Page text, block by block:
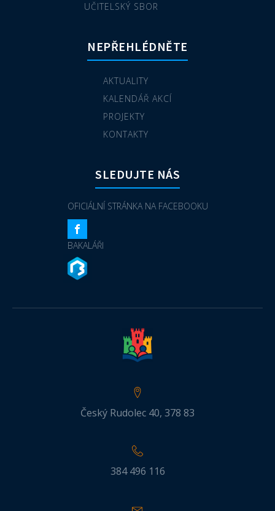
UČITELSKÝ SBOR
NEPŘEHLÉDNĚTE
AKTUALITY
KALENDÁŘ AKCÍ
PROJEKTY
KONTAKTY
SLEDUJTE NÁS
OFICIÁLNÍ STRÁNKA NA FACEBOOKU
BAKALÁŘI
Český Rudolec 40, 378 83
384 496 116